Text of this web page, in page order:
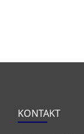
KONTAKT